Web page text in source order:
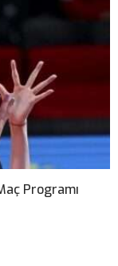
Programı